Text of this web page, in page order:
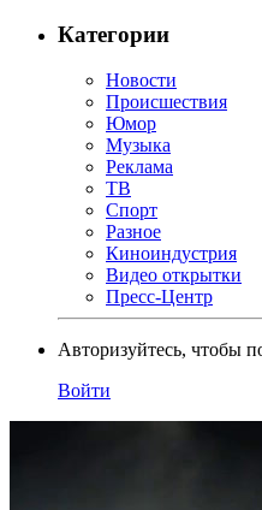
Категории
Новости
Происшествия
Юмор
Музыка
Реклама
ТВ
Спорт
Разное
Киноиндустрия
Видео открытки
Пресс-Центр
Авторизуйтесь, чтобы
Войти